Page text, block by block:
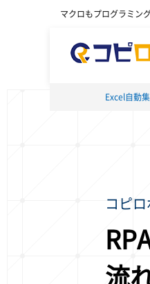
マクロもプログラミン
Excel自動
コピロ
流